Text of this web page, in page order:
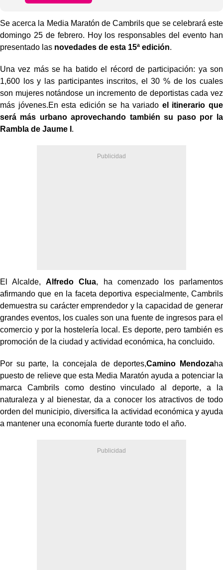
Se acerca la Media Maratón de Cambrils que se celebrará este
domingo 25 de febrero. Hoy los responsables del evento han
presentado las novedades de esta 15ª edición.
Una vez más se ha batido el récord de participación: ya son
1,600 los y las participantes inscritos, el 30 % de los cuales
son mujeres notándose un incremento de deportistas cada vez
más jóvenes.En esta edición se ha variado el itinerario que
será más urbano aprovechando también su paso por la
Rambla de Jaume I .
El Alcalde,Alfredo Clua, ha comenzado los parlamentos
afirmando que en la faceta deportiva especialmente, Cambrils
demuestra su carácter emprendedor y la capacidad de generar
grandes eventos, los cuales son una fuente de ingresos para el
comercio y por la hostelería local. Es deporte, pero también es
promoción de la ciudad y actividad económica, ha concluido.
Por su parte, la concejala de deportes,Camino Mendozaha
puesto de relieve que esta Media Maratón ayuda a potenciar la
marca Cambrils como destino vinculado al deporte, a la
naturaleza y al bienestar, da a conocer los atractivos de todo
orden del municipio, diversifica la actividad económica y ayuda
a mantener una economía fuerte durante todo el año.